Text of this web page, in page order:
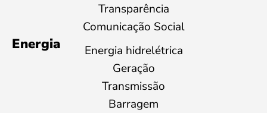
Transparência
Comunicação Social
Energia
Energia hidrelétrica
Geração
Transmissão
Barragem